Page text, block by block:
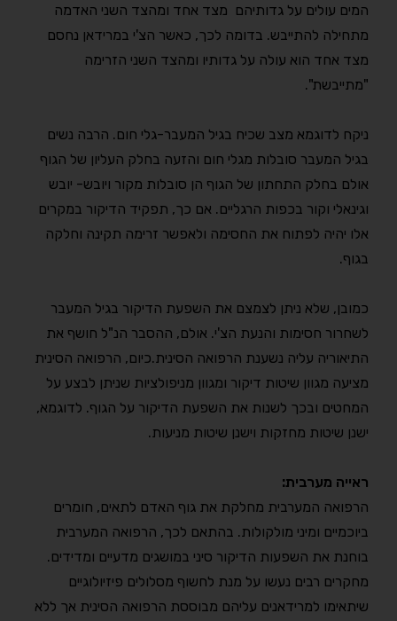
המים עולים על גדותיהם מצד אחד ומהצד השני האדמה
מתחילה להתייבש. בדומה לכך, כאשר הצ'י במרידאן נחסם
מצד אחד הוא עולה על גדותיו ומהצד השני הזרימה
"מתייבשת".
ניקח לדוגמא מצב שכיח בגיל המעבר-גלי חום. הרבה נשים
בגיל המעבר סובלות מגלי חום והזעה בחלק העליון של הגוף
אולם בחלק התחתון של הגוף הן סובלות מקור ויובש- יובש
וגינאלי וקור בכפות הרגליים. אם כך, תפקיד הדיקור במקרים
אלו יהיה לפתוח את החסימה ולאפשר זרימה תקינה וחלקה
בגוף.
כמובן, שלא ניתן לצמצם את השפעת הדיקור בגיל המעבר
לשחרור חסימות והנעת הצ'י. אולם, ההסבר הנ"ל חושף את
התיאוריה עליה נשענת הרפואה הסינית.כיום, הרפואה הסינית
מציעה מגוון שיטות דיקור ומגוון מניפולציות שניתן לבצע על
המחטים ובכך לשנות את השפעת הדיקור על הגוף. לדוגמא,
ישנן שיטות מחזקות וישנן שיטות מניעות.
ראייה מערבית:
הרפואה המערבית מחלקת את גוף האדם לתאים, חומרים
ביוכמיים ומיני מולקולות. בהתאם לכך, הרפואה המערבית
בוחנת את השפעות הדיקור סיני במושגים מדעיים ומדידים.
מחקרים רבים נעשו על מנת לחשוף מסלולים פיזיולוגיים
שיתאימו למרידאנים עליהם מבוססת הרפואה הסינית אך ללא